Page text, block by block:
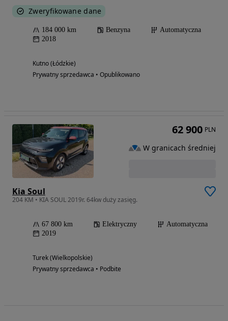
Zweryfikowane dane
184 000 km Benzyna
Automatyczna
2018
Kutno (Łódzkie)
Prywatny sprzedawca • Opublikowano
Kia Soul
204 KM • KIA SOUL 2019r. 64kw duży zasięg.
67 800 km Elektryczny
Automatyczna
2019
Turek (Wielkopolskie)
Prywatny sprzedawca • Podbite
62 900 PLN
W granicach średniej